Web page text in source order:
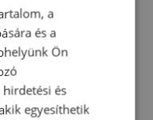
a
és a
Ön
és
egyesíthetik